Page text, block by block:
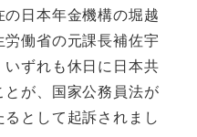
日本年金機構の堀越
労働省の元課長補佐宇
いずれも休日に日本共
が、 国家公務員法が
として起訴されまし